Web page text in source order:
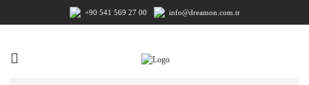
+90 541 569 27 00 info@dreamon.com.tr